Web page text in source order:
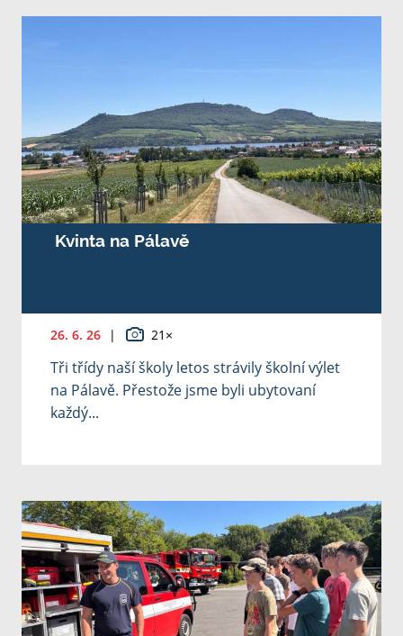
Kvinta na Pálavě
26. 6. 26 | 21×
Tři třídy naší školy letos strávily školní výlet
na Pálavě. Přestože jsme byli ubytovaní
každý...